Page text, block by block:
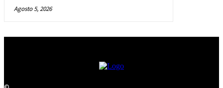
Agosto 5, 2026